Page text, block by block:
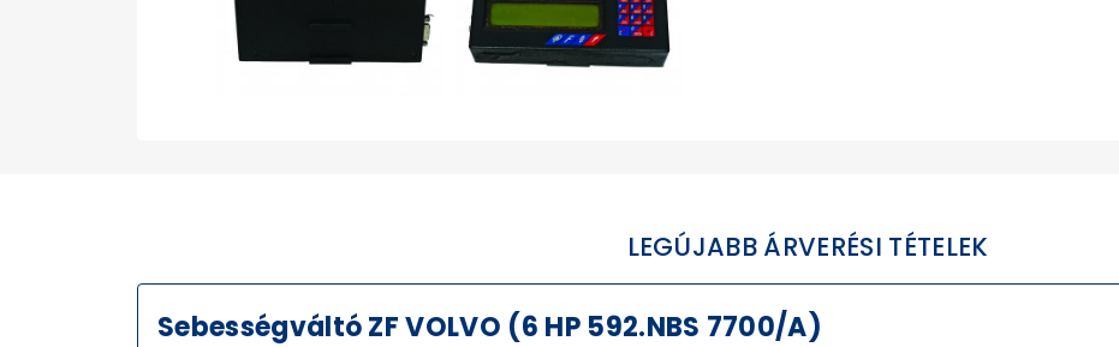
LEGÚJABB ÁRVERÉSI TÉTELEK
Sebességváltó ZF VOLVO (6 HP 592.NBS 7700/A)